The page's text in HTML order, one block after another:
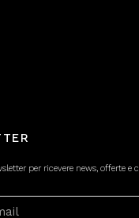
per ricevere news, offerte e